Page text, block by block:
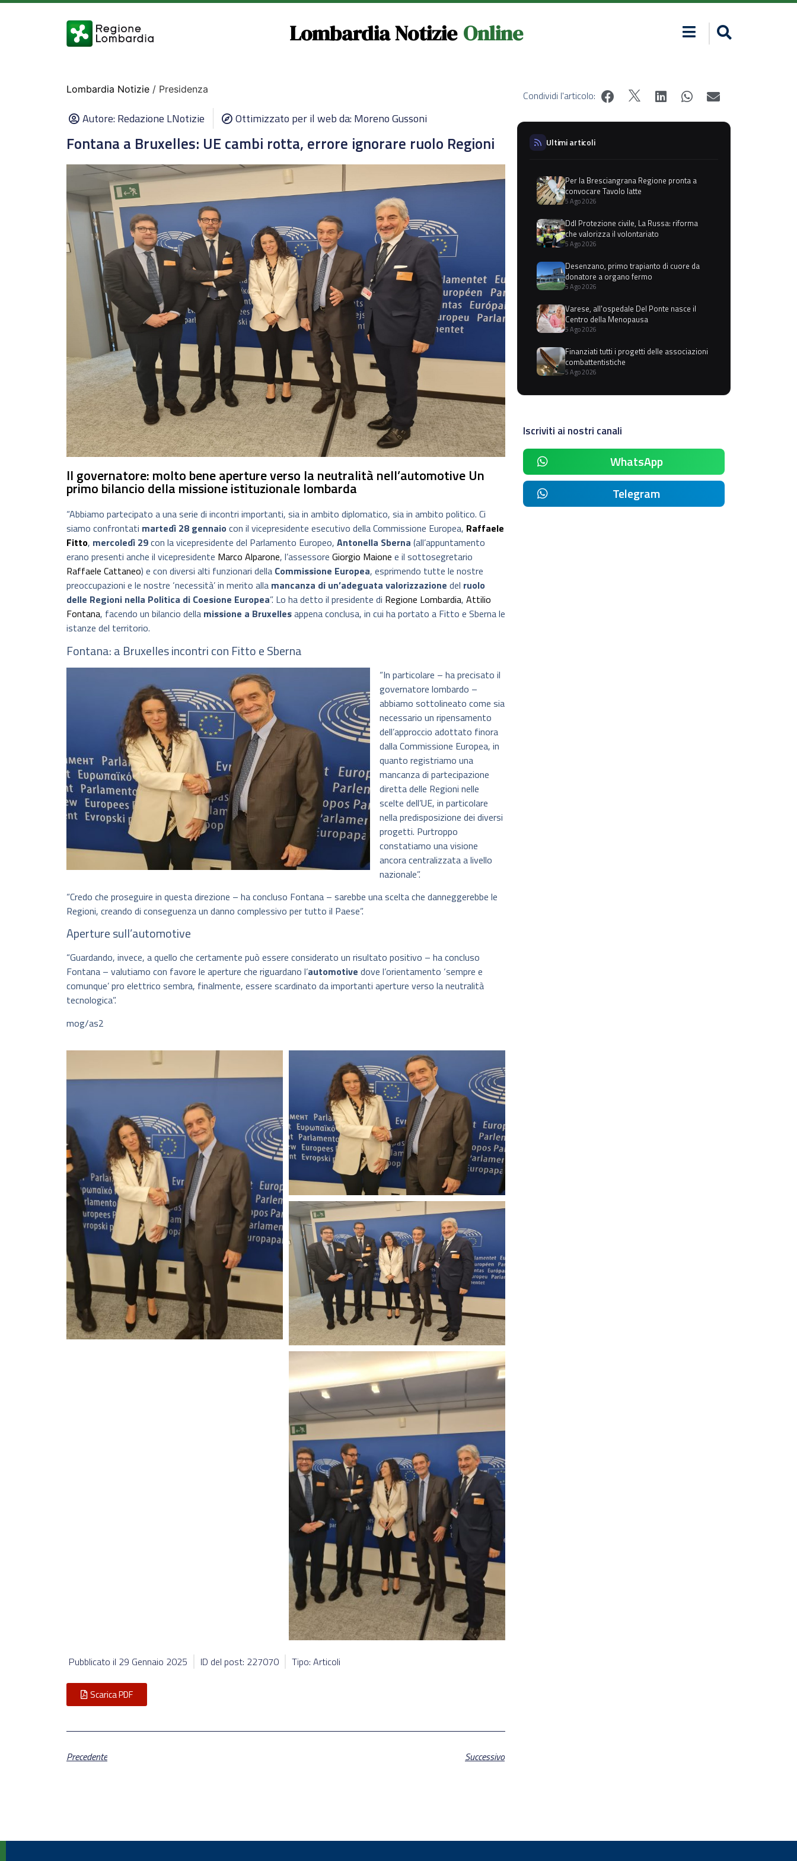
Lombardia Notizie Online
Lombardia Notizie / Presidenza
Autore:Redazione LNotizie Ottimizzato per il web da: Moreno Gussoni
Fontana a Bruxelles: UE cambi rotta, errore ignorare ruolo Regioni
Il governatore: molto bene aperture verso la neutralità nell’automotive Un
primo bilancio della missione istituzionale lombarda
“Abbiamo partecipato a una serie di incontri importanti, sia in ambito diplomatico, sia in ambito politico. Ci
siamo confrontati martedì 28 gennaio con il vicepresidente esecutivo della Commissione Europea, Raffaele
Fitto, mercoledì 29con la vicepresidente del Parlamento Europeo, Antonella Sberna (all’appuntamento
erano presenti anche il vicepresidente Marco Alparone, l’assessore Giorgio Maione e il sottosegretario
Raffaele Cattaneo) e con diversi alti funzionari della Commissione Europea, esprimendo tutte le nostre
preoccupazioni e le nostre ‘necessità’ in merito alla mancanza di un’adeguata valorizzazione del ruolo
delle Regioni nella Politica di Coesione Europea”. Lo ha detto il presidente di Regione Lombardia, Attilio
Fontana, facendo un bilancio della missione a Bruxellesappena conclusa, in cui ha portato a Fitto e Sberna le
istanze del territorio.
Fontana: a Bruxelles incontri con Fitto e Sberna
“In particolare – ha precisato il
governatore lombardo –
abbiamo sottolineato come sia
necessario un ripensamento
dell’approccio adottato finora
dalla Commissione Europea, in
quanto registriamo una
mancanza di partecipazione
diretta delle Regioni nelle
scelte dell’UE, in particolare
nella predisposizione dei diversi
progetti. Purtroppo
constatiamo una visione
ancora centralizzata a livello
nazionale”.
“Credo che proseguire in questa direzione – ha concluso Fontana – sarebbe una scelta che danneggerebbe le
Regioni, creando di conseguenza un danno complessivo per tutto il Paese”.
Aperture sull’automotive
“Guardando, invece, a quello che certamente può essere considerato un risultato positivo – ha concluso
Fontana – valutiamo con favore le aperture che riguardano l’automotive dove l’orientamento ‘sempre e
comunque’ pro elettrico sembra, finalmente, essere scardinato da importanti aperture verso la neutralità
tecnologica”.
mog/as2
Pubblicato il 29 Gennaio 2025 ID del post: 227070 Tipo: Articoli
Scarica PDF
Precedente Successivo
Condividi l'articolo:
Ultimi articoli
Per la Bresciangrana Regione pronta a
convocare Tavolo latte
5 Ago 2026
Ddl Protezione civile, La Russa: riforma
che valorizza il volontariato
5 Ago 2026
Desenzano, primo trapianto di cuore da
donatore a organo fermo
5 Ago 2026
Varese, all'ospedale Del Ponte nasce il
Centro della Menopausa
5 Ago 2026
Finanziati tutti i progetti delle associazioni
combattentistiche
5 Ago 2026
Iscriviti ai nostri canali
WhatsApp
Telegram